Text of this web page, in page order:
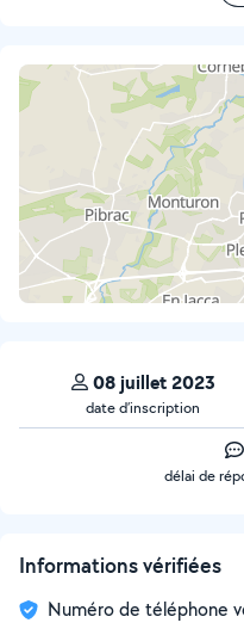
08 juillet 2023
date d’inscription
délai de
Informations vérifiées
Numéro de téléphone